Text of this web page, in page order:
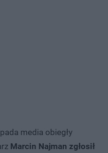
media obiegły
Marcin Najman zgłosił